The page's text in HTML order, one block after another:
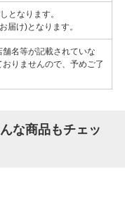
となります。
届け)となります。
名等が記載されていな
りませんので、予めご了
な商品もチェッ